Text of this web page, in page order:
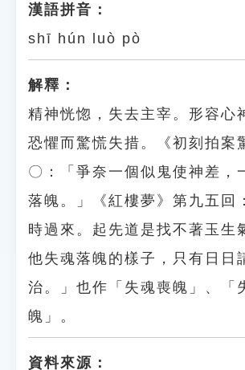
漢語拼音：
shī hún luò pò
解釋：
精神恍惚，失去主宰。形容心
恐懼而驚慌失措。《初刻拍案
〇：「爭奈一個似鬼使神差，
落魄。」《紅樓夢》第九五回
時過來。起先道是找不著玉生
他失魂落魄的樣子，只有日日
治。」也作「失魂喪魄」、「
魄」。
資料來源：